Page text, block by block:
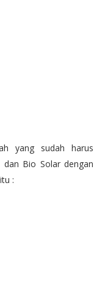
yang sudah harus
Bio Solar dengan
: